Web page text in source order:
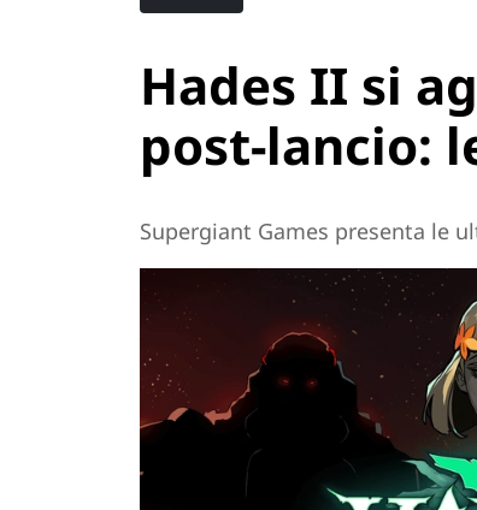
Hades II si
post-lancio:
Supergiant Games presenta le